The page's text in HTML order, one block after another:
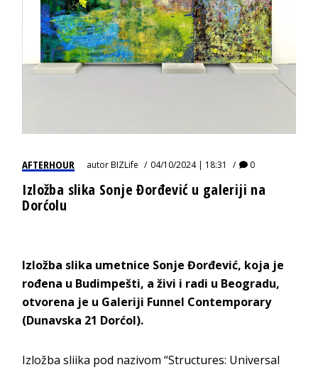
AFTERHOUR autorBIZLife 04/10/2024 | 18:31 0
Izložba slika Sonje Đorđević u galeriji na
Dorćolu
Izložba slika umetnice Sonje Đorđević, koja je
rođena u Budimpešti, a živi i radi u Beogradu,
otvorena je u Galeriji Funnel Contemporary
(Dunavska 21 Dorćol).
Izložba sliika pod nazivom “Structures: Universal